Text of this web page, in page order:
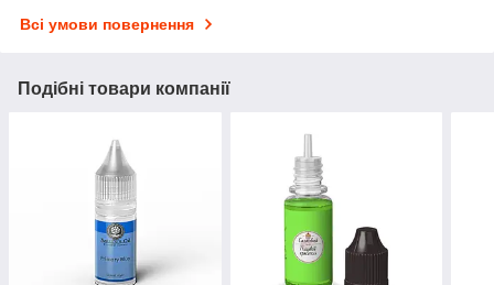
Всі умови повернення
Подібні товари компанії